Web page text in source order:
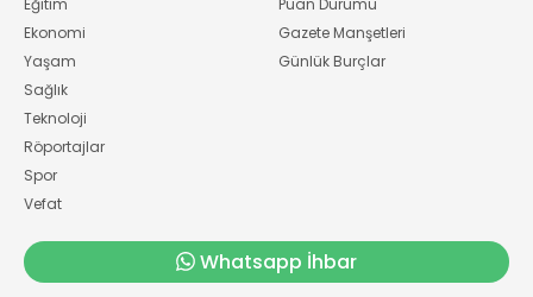
Eğitim
Ekonomi
Yaşam
Sağlık
Teknoloji
Röportajlar
Spor
Vefat
Puan Durumu
Gazete Manşetleri
Günlük Burçlar
Whatsapp İhbar